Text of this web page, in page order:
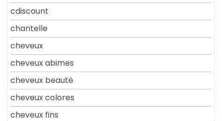
cdiscount
chantelle
cheveux
cheveux abimes
cheveux beauté
cheveux colores
cheveux fins